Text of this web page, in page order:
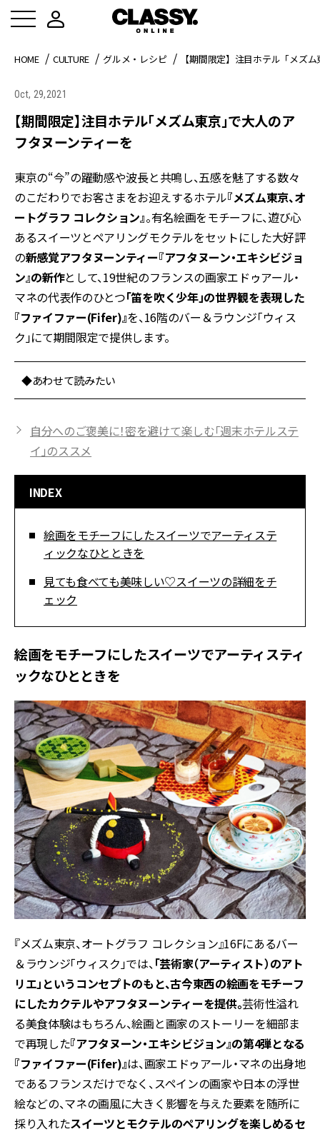
HOME CULTURE グルメ・レシピ 【期間限定】注目ホテル「メズ
Oct, 29,2021
【期間限定】注目ホテル「メズム東京」で大人のア
フタヌーンティーを
東京の“今”の躍動感や波長と共鳴し、五感を魅了する数々
のこだわりでお客さまをお迎えするホテル『メズム東京、オ
ートグラフ コレクション』。有名絵画をモチーフに、遊び心
あるスイーツとペアリングモクテルをセットにした大好評
の新感覚アフタヌーンティー『アフタヌーン・エキシビジョ
ン』の新作として、19世紀のフランスの画家エドゥアール・
マネの代表作のひとつ「笛を吹く少年」の世界観を表現した
『ファイファー(Fifer)』を、16階のバー＆ラウンジ「ウィス
ク」にて期間限定で提供します。
◆あわせて読みたい
自分へのご褒美に！密を避けて楽しむ「週末ホテルステ
イ」のススメ
INDEX
絵画をモチーフにしたスイーツでアーティステ
ィックなひとときを
見ても食べても美味しい♡スイーツの詳細をチ
ェック
絵画をモチーフにしたスイーツでアーティスティ
ックなひとときを
『メズム東京、オートグラフ コレクション』16Fにあるバー
＆ラウンジ「ウィスク」では、「芸術家（アーティスト）のアト
リエ」というコンセプトのもと、古今東西の絵画をモチーフ
にしたカクテルやアフタヌーンティーを提供。芸術性溢れ
る美食体験はもちろん、絵画と画家のストーリーを細部ま
で再現した『アフタヌーン・エキシビジョン』の第4弾となる
『ファイファー(Fifer)』は、画家エドゥアール・マネの出身地
であるフランスだけでなく、スペインの画家や日本の浮世
絵などの、マネの画風に大きく影響を与えた要素を随所に
採り入れたスイーツとモクテルのペアリングを楽しめるセ